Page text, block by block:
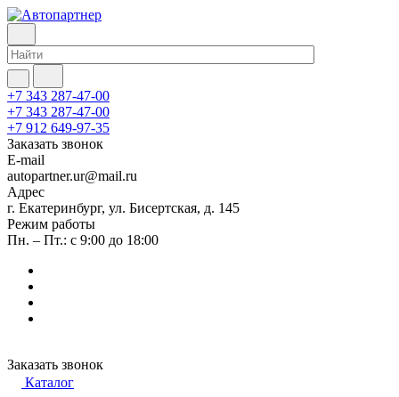
+7 343 287-47-00
+7 343 287-47-00
+7 912 649-97-35
Заказать звонок
E-mail
autopartner.ur@mail.ru
Адрес
г. Екатеринбург, ул. Бисертская, д. 145
Режим работы
Пн. – Пт.: с 9:00 до 18:00
Заказать звонок
Каталог